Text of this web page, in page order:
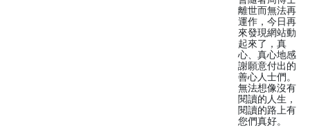
離世而無法再
運作，今日再
來發現網站動
起來了，真
心、真心地感
謝願意付出的
善心人士們。
無法想像沒有
閱讀的人生，
閱讀的路上有
您們真好。